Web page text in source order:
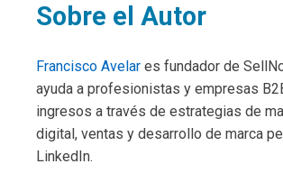
Sobre el Autor
Francisco Avelar es fundador de
ayuda a profesionistas y empresas
ingresos a través de estrategias de
digital, ventas y desarrollo de marca
LinkedIn.